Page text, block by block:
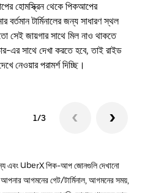
হোমস্ক্রিন থেকে পিকআপের
বর্তমান টার্মিনালের জন্য সাধারণ স্থল
সেই জায়গার সাথে মিল নাও থাকতে
এর সাথে দেখা করতে হবে, তাই রাইড
নেওয়ার পরামর্শ দিচ্ছি।
1/3
এবং UberX পিক-আপ জোনগুলি দেখানো
আগমনের গেট/টার্মিনাল, আগমনের সময়,